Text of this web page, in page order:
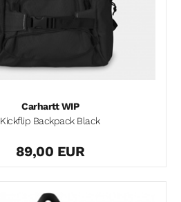
Carhartt WIP
Kickflip Backpack Black
89,00 EUR